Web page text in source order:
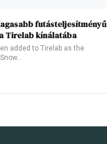
futásteljesítményű
Tirelab kínálatába
added to Tirelab as the